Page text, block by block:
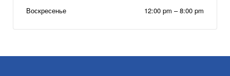
Воскресенье
12:00 pm –8:00 pm